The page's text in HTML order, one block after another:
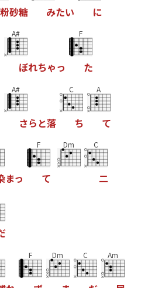
粉砂糖 みたい に
A#
ぼれちゃっ
F
た
A#
さら と落
C
ち
A
て
まっ
F
て
Dm C
二
F Dm C Am